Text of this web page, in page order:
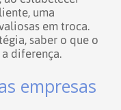
uma
em troca.
saber o que o
diferença.
empresas